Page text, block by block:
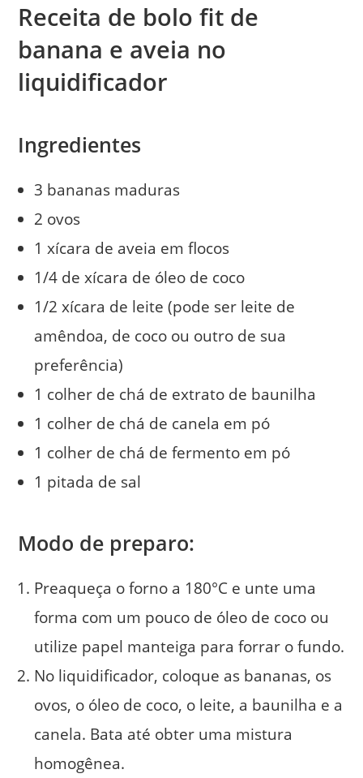
Receita de bolo fit de
banana e aveia no
liquidificador
Ingredientes
3 bananas maduras
2 ovos
1 xícara de aveia em flocos
1/4 de xícara de óleo de coco
1/2 xícara de leite (pode ser leite de
amêndoa, de coco ou outro de sua
preferência)
1 colher de chá de extrato de baunilha
1 colher de chá de canela em pó
1 colher de chá de fermento em pó
1 pitada de sal
Modo de preparo:
Preaqueça o forno a 180°C e unte uma
forma com um pouco de óleo de coco ou
utilize papel manteiga para forrar o fundo.
No liquidificador, coloque as bananas, os
ovos, o óleo de coco, o leite, a baunilha e a
canela. Bata até obter uma mistura
homogênea.